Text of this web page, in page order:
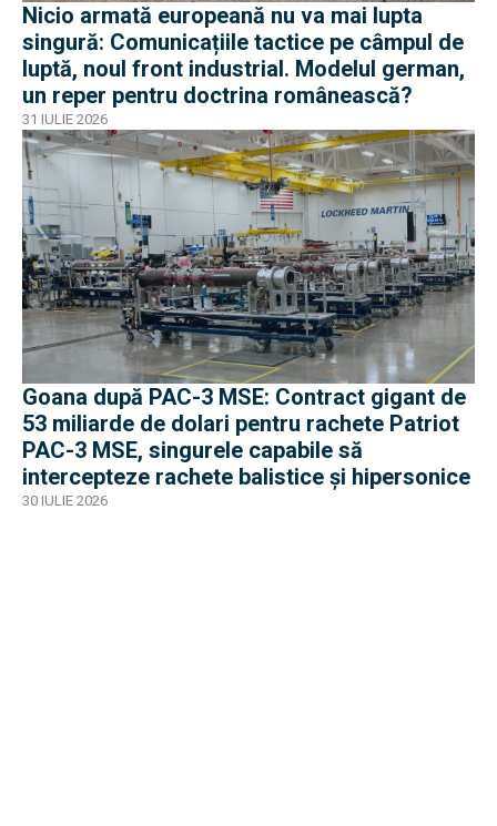
Nicio armată europeană nu va mai lupta
singură: Comunicațiile tactice pe câmpul de
luptă, noul front industrial. Modelul german,
un reper pentru doctrina românească?
31 IULIE 2026
Goana după PAC-3 MSE: Contract gigant de
53 miliarde de dolari pentru rachete Patriot
PAC-3 MSE, singurele capabile să
intercepteze rachete balistice și hipersonice
30 IULIE 2026